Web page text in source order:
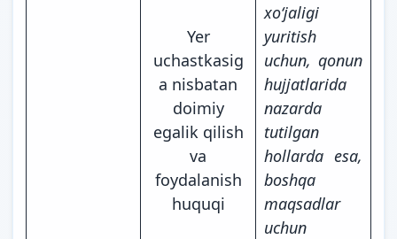
Yer
uchastkasig
a nisbatan
doimiy
egalik qilish
va
foydalanish
huquqi
xoʻjaligi
yuritish
uchun, qonun
hujjatlarida
nazarda
tutilgan
hollarda esa,
boshqa
maqsadlar
uchun